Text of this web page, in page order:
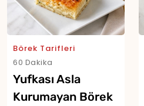
Börek Tarifleri
60 Dakika
Yufkası Asla
Kurumayan Börek